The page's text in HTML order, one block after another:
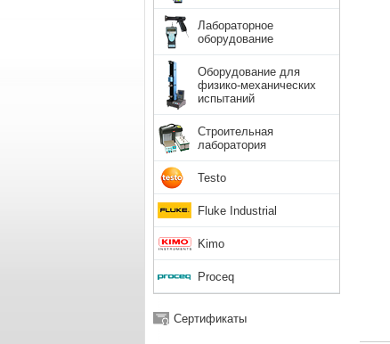
Лабораторное
оборудование
Оборудование для
физико-механических
испытаний
Строительная
лаборатория
Testo
Fluke Industrial
Kimo
Proceq
Сертификаты